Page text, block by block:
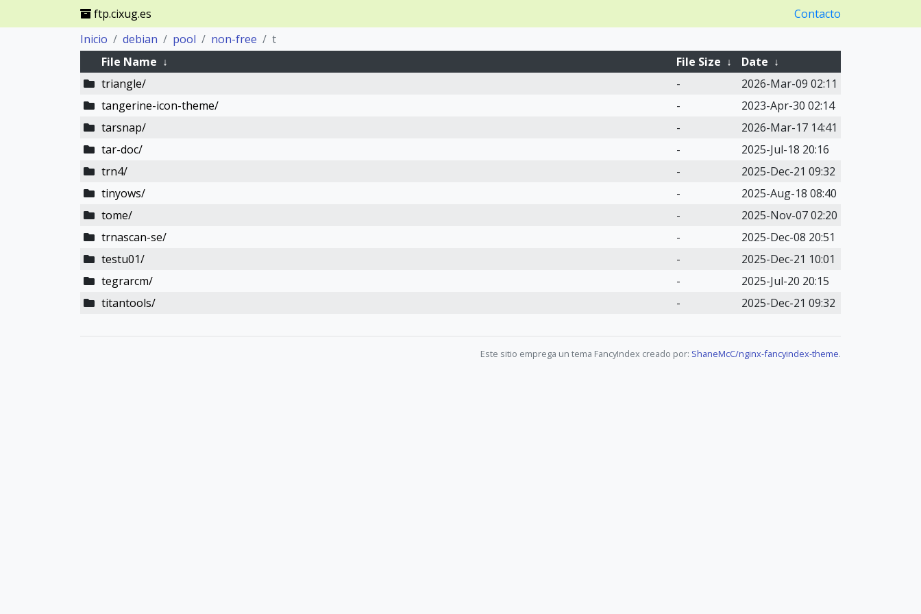
ftp.cixug.es
Contacto
Inicio
debian pool non-free
t
File Name ↓ File Size ↓ Date ↓
triangle/
-
2026-Mar-09 02:11
tangerine-icon-theme/
-
2023-Apr-30 02:14
tarsnap/
-
2026-Mar-17 14:41
tar-doc/
-
2025-Jul-18 20:16
trn4/
-
2025-Dec-21 09:32
tinyows/
-
2025-Aug-18 08:40
tome/
-
2025-Nov-07 02:20
trnascan-se/
-
2025-Dec-08 20:51
testu01/
-
2025-Dec-21 10:01
tegrarcm/
-
2025-Jul-20 20:15
titantools/
- 2025-Dec-21 09:32
Este sitio emprega un tema FancyIndex creado por: ShaneMcC/nginx-fancyindex-theme.